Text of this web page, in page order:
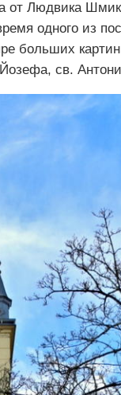
от Людвика
одного из
больших
св.